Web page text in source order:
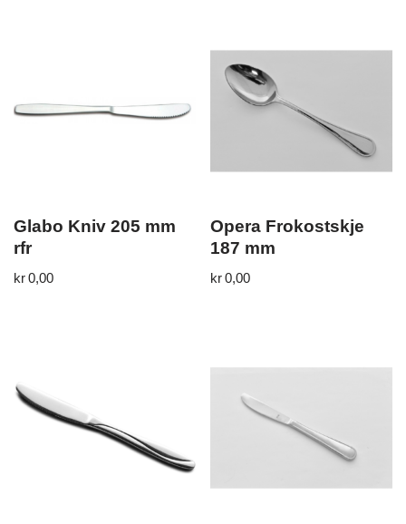
Glabo Kniv 205 mm
rfr
kr0,00
Opera Frokostskje
187 mm
kr0,00